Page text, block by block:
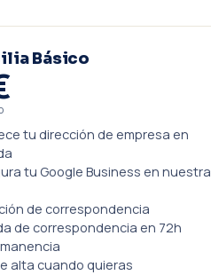
Básico
tu dirección de empresa en
tu Google Business en nuestra
de correspondencia
de correspondencia en 72h
alta cuando quieras